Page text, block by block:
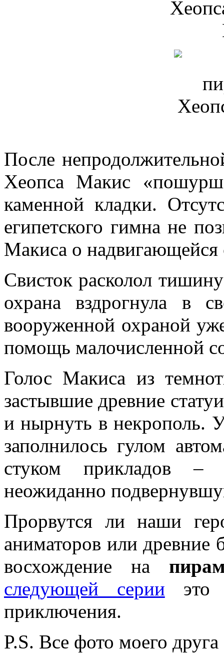
После
Хеопса Макис
каменной кладки.
египетского гимна не
Макиса о
Свисток расколол
охрана вздрогнула в
вооруженной охраной
помощь малочисленной
Голос Макиса из
застывшие древние
и нырнуть в некрополь.
заполнилось гулом
стуком прикладов
неожиданно
Прорвутся ли наши
аниматоров или древние
восхождение на
следующей серии это
приключения.
P.S. Все фото моего